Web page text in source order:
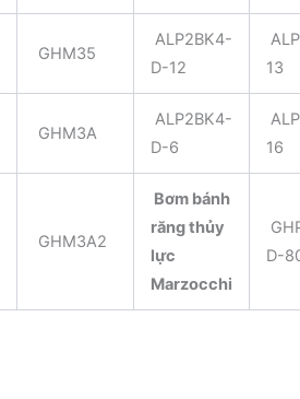
GHM35
ALP2BK4-
D-12
13
GHM3A
ALP2BK4-
D-6
16
GHM3A2
Bơm bánh
răng thủy
lực
Marzocchi
D-